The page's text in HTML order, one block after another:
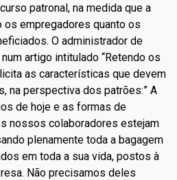
patronal, na medida que a
empregadores quanto os
O administrador de
artigo intitulado “Retendo os
as características que devem
na perspectiva dos patrões:” A
de hoje e as formas de
nossos colaboradores estejam
plenamente toda a bagagem
em toda a sua vida, postos à
Não precisamos deles